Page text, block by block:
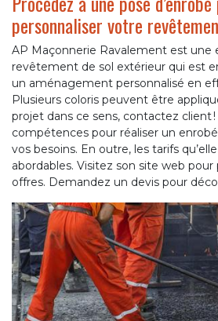
personnaliser votre
AP Maçonnerie Ravalement est une
revêtement de sol extérieur qui est
un aménagement personnalisé en
Plusieurs coloris peuvent être
projet dans ce sens, contactez client
compétences pour réaliser un
vos besoins. En outre, les tarifs
abordables. Visitez son site web pour
offres. Demandez un devis pour